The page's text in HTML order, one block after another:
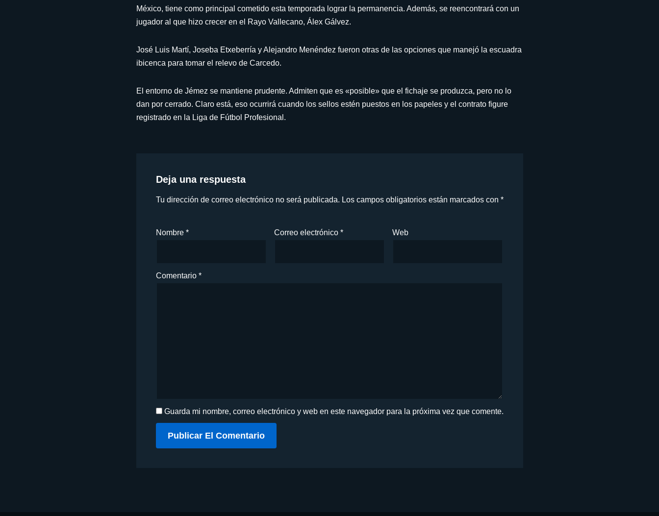
México, tiene como principal cometido esta temporada lograr la permanencia. Además, se reencontrará con un
jugador al que hizo crecer en el Rayo Vallecano, Álex Gálvez.
José Luis Martí, Joseba Etxeberría y Alejandro Menéndez fueron otras de las opciones que manejó la escuadra
ibicenca para tomar el relevo de Carcedo.
El entorno de Jémez se mantiene prudente. Admiten que es «posible» que el fichaje se produzca, pero no lo
dan por cerrado. Claro está, eso ocurrirá cuando los sellos estén puestos en los papeles y el contrato figure
registrado en la Liga de Fútbol Profesional.
Deja una respuesta
Tu dirección de correo electrónico no será publicada. Los campos obligatorios están marcados con *
Nombre * Correo electrónico * Web
Comentario *
Guarda mi nombre, correo electrónico y web en este navegador para la próxima vez que comente.